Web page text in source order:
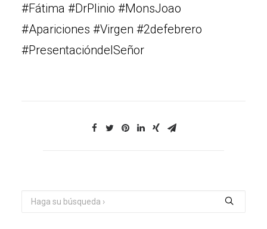
#Fátima #DrPlinio #MonsJoao
#Apariciones #Virgen #2defebrero
#PresentacióndelSeñor